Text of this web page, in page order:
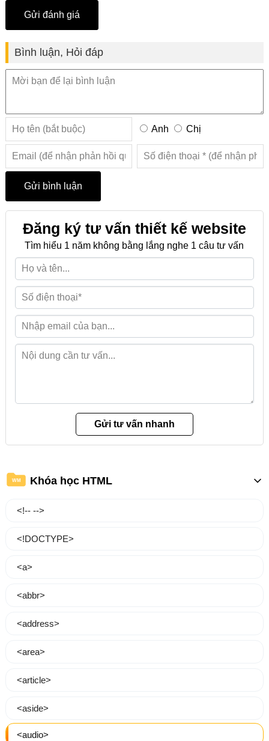
Bình luận, Hỏi đáp
Anh Chị
Đăng ký tư vấn thiết kế website
Tìm hiểu 1 năm không bằng lắng nghe 1 câu tư vấn
WM Khóa học HTML
<!-- -->
<!DOCTYPE>
<a>
<abbr>
<address>
<area>
<article>
<aside>
<audio>